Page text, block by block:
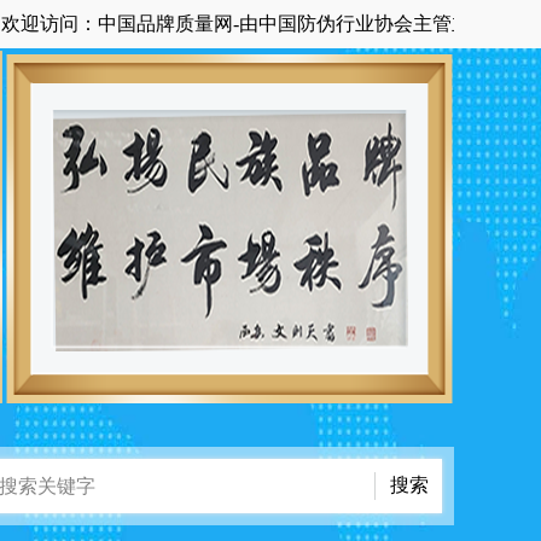
国品牌质量网-由中国防伪行业协会主管主办国家级中央在